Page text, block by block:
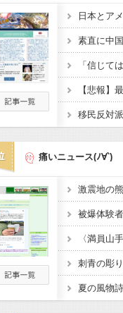
日本とア
素直に中
「信じて
移民反対
痛いニュース(ﾉ∀`)